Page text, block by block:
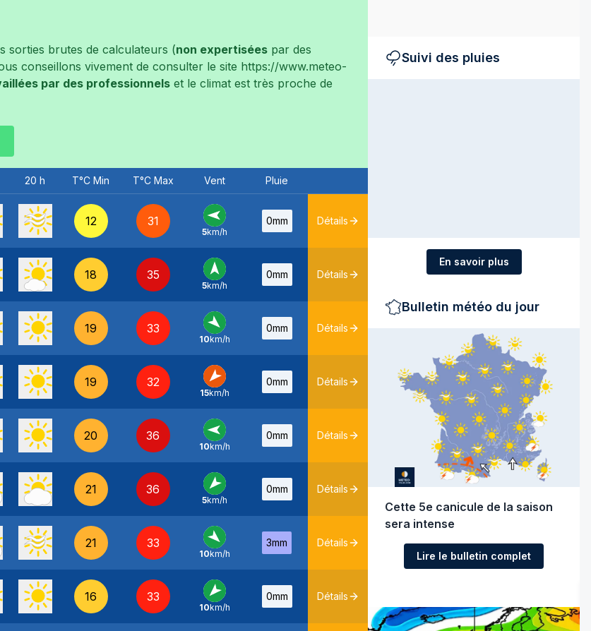
sorties brutes de calculateurs (non expertisées par des
conseillons vivement de consulter le site https://www.meteo-
par des professionnels et le climat est très proche de
20 h T°C Min T°C Max Vent Pluie
12 31
E -
5km/h
0mm Détails
18 35
S -
5km/h
0mm Détails
19 33
NO -
10km/h
0mm Détails
19 32
NE -
15km/h
0mm Détails
20 36
E -
10km/h
0mm Détails
21 36
NE
5km/h
0mm Détails
21 33
NO -
10km/h
3mm Détails
16 33
NE -
10km/h
0mm Détails
Suivi des pluies
En savoir plus
Bulletin météo du jour
Cette 5e canicule de la saison
sera intense
Lire le bulletin complet